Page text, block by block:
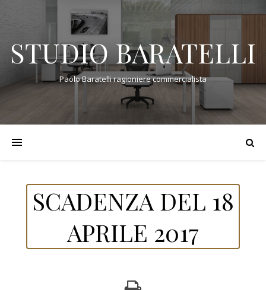
STUDIO BARATELLI
Paolo Baratelli ragioniere commercialista
SCADENZA DEL 18
APRILE 2017